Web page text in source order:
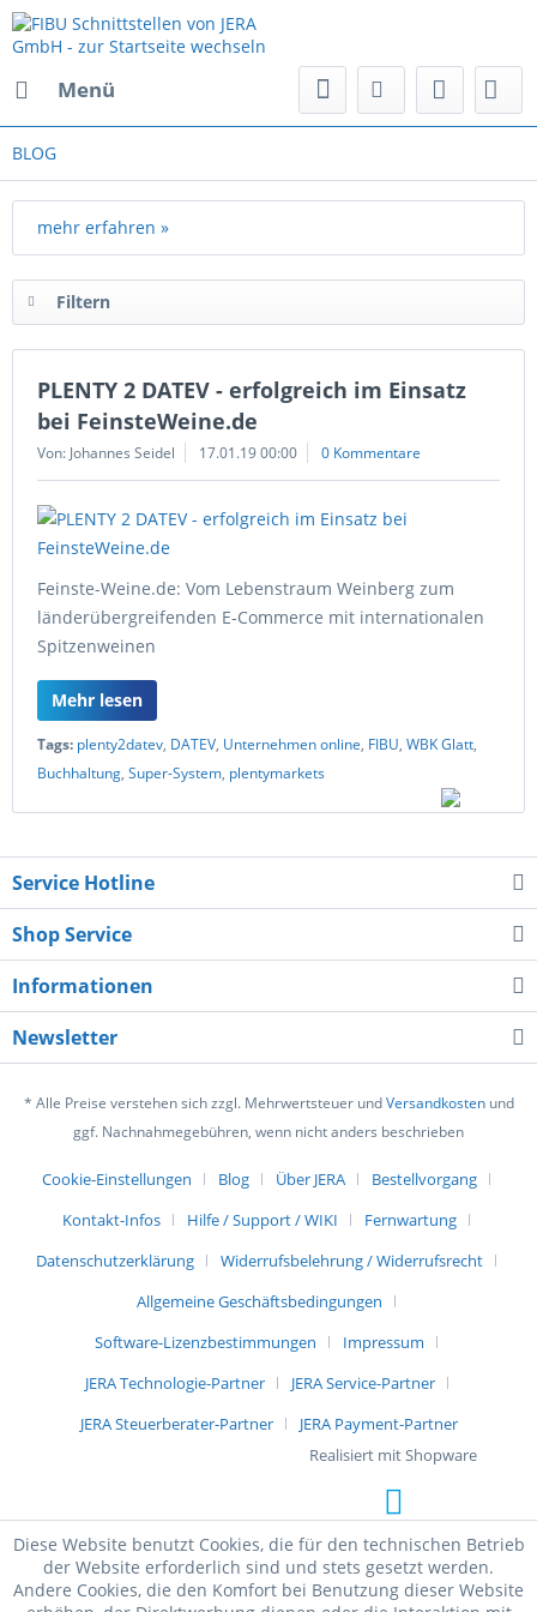
Menü
BLOG
mehr erfahren »
Filtern
PLENTY 2 DATEV - erfolgreich im Einsatz
bei FeinsteWeine.de
Von: Johannes Seidel 17.01.19 00:00 0 Kommentare
Feinste-Weine.de: Vom Lebenstraum Weinberg zum
länderübergreifenden E-Commerce mit internationalen
Spitzenweinen
Mehr lesen
Tags: plenty2datev, DATEV, Unternehmen online, FIBU, WBK Glatt,
Buchhaltung, Super-System, plentymarkets
Service Hotline
Shop Service
Informationen
Newsletter
* Alle Preise verstehen sich zzgl. Mehrwertsteuer undVersandkostenund
ggf. Nachnahmegebühren, wenn nicht anders beschrieben
Cookie-Einstellungen Blog Über JERA
Bestellvorgang
Kontakt-Infos
Hilfe / Support / WIKI
Fernwartung
Datenschutzerklärung
Widerrufsbelehrung / Widerrufsrecht
Allgemeine Geschäftsbedingungen
Software-Lizenzbestimmungen
Impressum
JERA Technologie-Partner
JERA Service-Partner
JERA Steuerberater-Partner
JERA Payment-Partner
Realisiert mit Shopware
Diese Website benutzt Cookies, die für den technischen Betrieb
der Website erforderlich sind und stets gesetzt werden.
Andere Cookies, die den Komfort bei Benutzung dieser Website